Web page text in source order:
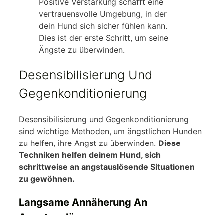
Positive Verstärkung schafft eine
vertrauensvolle Umgebung, in der
dein Hund sich sicher fühlen kann.
Dies ist der erste Schritt, um seine
Ängste zu überwinden.
Desensibilisierung Und
Gegenkonditionierung
Desensibilisierung und Gegenkonditionierung
sind wichtige Methoden, um ängstlichen Hunden
zu helfen, ihre Angst zu überwinden. Diese
Techniken helfen deinem Hund, sich
schrittweise an angstauslösende Situationen
zu gewöhnen.
Langsame Annäherung An